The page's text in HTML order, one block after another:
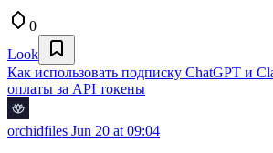
0
Look
Как использовать подписку ChatGPT и
оплаты за API токены
orchidfiles Jun 20 at 09:04